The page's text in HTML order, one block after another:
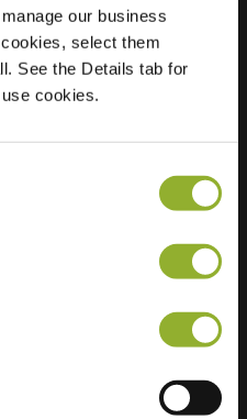
our business
select them
See the Details tab for
cookies.
AngelsloÃ "rdijk 13
7822 HK Emmen
Niederlande